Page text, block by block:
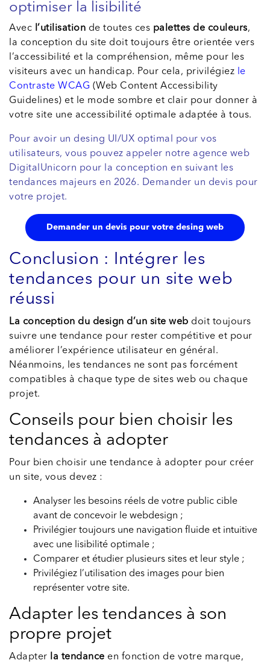
optimiser la lisibilité
Avec l’utilisation de toutes ces palettes de couleurs,
la conception du site doit toujours être orientée vers
l’accessibilité et la compréhension, même pour les
visiteurs avec un handicap. Pour cela, privilégiez le
Contraste WCAG (Web Content Accessibility
Guidelines) et le mode sombre et clair pour donner à
votre site une accessibilité optimale adaptée à tous.
Pour avoir un desing UI/UX optimal pour vos
utilisateurs, vous pouvez appeler notre agence web
DigitalUnicorn pour la conception en suivant les
tendances majeurs en 2026. Demander un devis pour
votre projet.
Demander un devis pour votre desing web
Conclusion : Intégrer les
tendances pour un site web
réussi
La conception du design d’un site web doit toujours
suivre une tendance pour rester compétitive et pour
améliorer l’expérience utilisateur en général.
Néanmoins, les tendances ne sont pas forcément
compatibles à chaque type de sites web ou chaque
projet.
Conseils pour bien choisir les
tendances à adopter
Pour bien choisir une tendance à adopter pour créer
un site, vous devez :
Analyser les besoins réels de votre public cible
avant de concevoir le webdesign ;
Privilégier toujours une navigation fluide et intuitive
avec une lisibilité optimale ;
Comparer et étudier plusieurs sites et leur style ;
Privilégiez l’utilisation des images pour bien
représenter votre site.
Adapter les tendances à son
propre projet
Adapter la tendance en fonction de votre marque,